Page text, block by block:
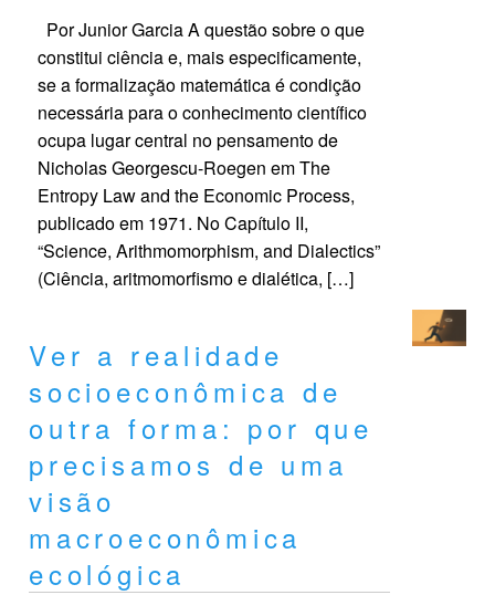
Por Junior Garcia A questão sobre o que
constitui ciência e, mais especificamente,
se a formalização matemática é condição
necessária para o conhecimento científico
ocupa lugar central no pensamento de
Nicholas Georgescu-Roegen em The
Entropy Law and the Economic Process,
publicado em 1971. No Capítulo II,
“Science, Arithmomorphism, and Dialectics”
(Ciência, aritmomorfismo e dialética, […]
Ver a realidade
socioeconômica de
outra forma: por que
precisamos de uma
visão
macroeconômica
ecológica